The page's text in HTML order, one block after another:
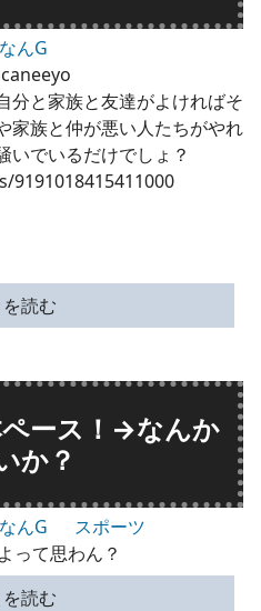
んG
分と家族と友達がよければそ
家族と仲が悪い人たちがやれ
いでいるだけでしょ？
読む
ース！→なんか
か？
んG
スポーツ
って思わん？
読む